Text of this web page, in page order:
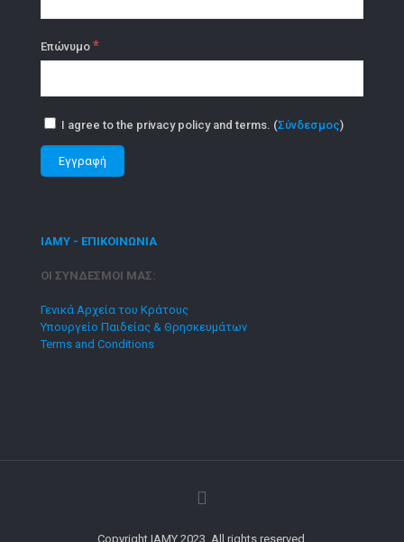
Επώνυμο *
I agree to the privacy policy and terms. (Σύνδεσμος)
ΙΑΜΥ - ΕΠΙΚΟΙΝΩΝΙΑ
ΟΙ ΣΥΝΔΕΣΜΟΙ ΜΑΣ:
Γενικά Αρχεία του Κράτους
Υπουργείο Παιδείας & Θρησκευμάτων
Terms and Conditions
Copyright IAMY 2023. All rights reserved.